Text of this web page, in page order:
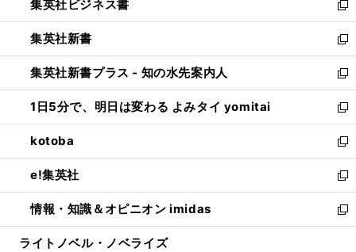
く
で
開
く
ド
ウ
で
開
く
い
ウ
ィ
ン
ド
ウ
で
開
く
集英社ビジネス書
新
し
い
ウ
ィ
ン
ド
ウ
で
開
く
集英社新書
新
し
い
ウ
ィ
ン
ド
ウ
で
開
く
集英社新書プラス - 知の水先案内人
新
し
い
ウ
ィ
ン
ド
ウ
で
開
1日5分で、明日は変わる よみタイ yomitai
新
し
い
ウ
ィ
ン
ド
ウ
kotoba
新
し
い
ウ
ィ
ン
e!集英社
新
し
い
ウ
情報・知識＆オピニオン imidas
新
し
ライトノベル・ノベライズ